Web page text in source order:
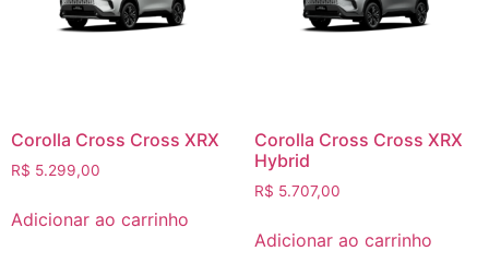
Corolla Cross Cross XRX
R$ 5.299,00
Adicionar ao carrinho
Corolla Cross Cross XRX
Hybrid
R$ 5.707,00
Adicionar ao carrinho